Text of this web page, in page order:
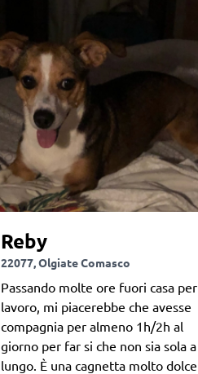
Reby
22077, Olgiate Comasco
Passando molte ore fuori casa per
lavoro, mi piacerebbe che avesse
compagnia per almeno 1h/2h al
giorno per far si che non sia sola a
lungo. È una cagnetta molto dolce